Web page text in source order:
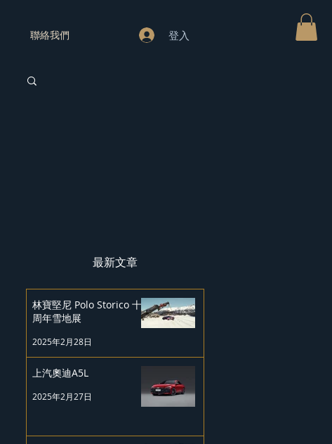
聯絡我們 登入
最新文章
林寶堅尼 Polo Storico 十
周年雪地展
2025年2月28日
上汽奧迪A5L
2025年2月27日